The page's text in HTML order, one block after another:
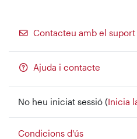
Contacteu amb el
Ajuda i contacte
No heu iniciat sessió (Inicia
Condicions d'ús